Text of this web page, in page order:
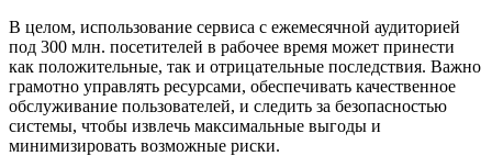
В целом, использование сервиса с ежемесячной аудиторией
под 300 млн. посетителей в рабочее время может принести
как положительные, так и отрицательные последствия. Важно
грамотно управлять ресурсами, обеспечивать качественное
обслуживание пользователей, и следить за безопасностью
системы, чтобы извлечь максимальные выгоды и
минимизировать возможные риски.